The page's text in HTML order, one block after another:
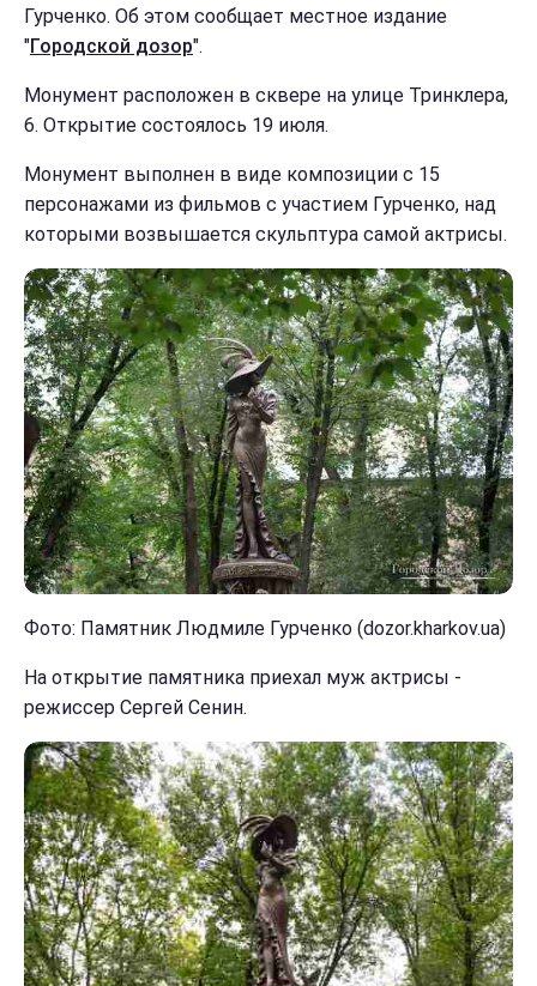
Гурченко. Об этом сообщает местное издание
"Городской дозор".
Монумент расположен в сквере на улице Тринклера,
6. Открытие состоялось 19 июля.
Монумент выполнен в виде композиции с 15
персонажами из фильмов с участием Гурченко, над
которыми возвышается скульптура самой актрисы.
Фото: Памятник Людмиле Гурченко (dozor.kharkov.ua)
На открытие памятника приехал муж актрисы -
режиссер Сергей Сенин.